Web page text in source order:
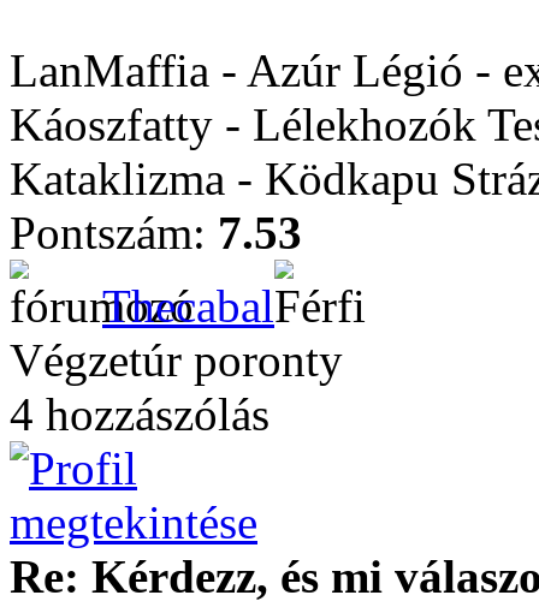
LanMaffia - Azúr Légió -
Káoszfatty - Lélekhozók
Kataklizma - Ködkapu
Pontszám: 7.53
Thecabal
Végzetúr poronty
4 hozzászólás
Re: Kérdezz, és mi